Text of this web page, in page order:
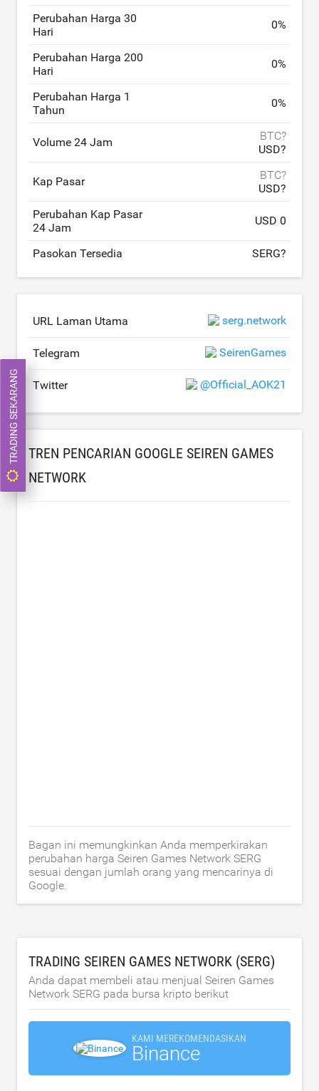
Perubahan Harga 30
Hari
0%
Perubahan Harga 200
Hari
0%
Perubahan Harga 1
Tahun
0%
Volume 24 Jam
BTC?
USD?
Kap Pasar
BTC?
USD?
Perubahan Kap Pasar
24 Jam
USD 0
Pasokan Tersedia SERG?
URL Laman Utama serg.network
Telegram SeirenGames
Twitter @Official_AOK21
TREN PENCARIAN GOOGLE SEIREN GAMES
NETWORK
Bagan ini memungkinkan Anda memperkirakan
perubahan harga Seiren Games Network SERG
sesuai dengan jumlah orang yang mencarinya di
Google.
TRADING SEIREN GAMES NETWORK (SERG)
Anda dapat membeli atau menjual Seiren Games
Network SERG pada bursa kripto berikut
KAMI MEREKOMENDASIKAN
Binance
TRADING SEKARANG